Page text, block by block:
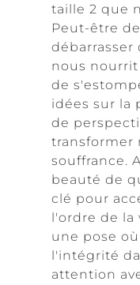
taille 2 que
Peut-être
débarrasser
nous
de
idées sur la
de
transformer
souffrance.
beauté de
clé pour
l'ordre de la
une pose
l'intégrité
attention